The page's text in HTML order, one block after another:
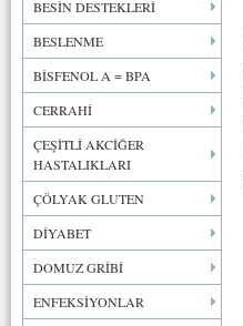
BESİN DESTEKLERİ
BESLENME
BİSFENOL A = BPA
CERRAHİ
ÇEŞİTLİ AKCİĞER
HASTALIKLARI
ÇÖLYAK GLUTEN
DİYABET
DOMUZ GRİBİ
ENFEKSİYONLAR